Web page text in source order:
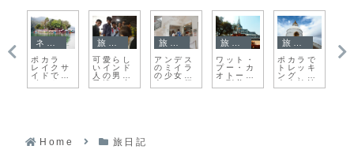
ポカラ
レイクサ
イドでの
ボートの
乗り方
可愛らし
いインド
人の男の
子達に出
会えたア
アンデス
のミイラ
の少女に
会いに行
く
ワット・
プー・カ
オトーン
に到着
ポカラで
トレッキ
ング、日
本山妙法
寺に着い
タイの山
の草花
Home 旅日記